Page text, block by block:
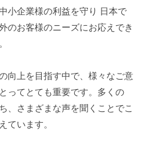
小企業様の利益を守り 日本で
のお客様のニーズにお応えでき
向上を目指す中で、様々なご意
ってとても重要です。多くの
、さまざまな声を聞くことでこ
ています。